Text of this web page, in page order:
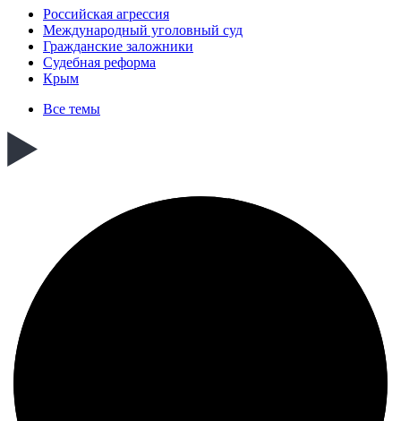
Российская агрессия
Международный уголовный суд
Гражданские заложники
Судебная реформа
Крым
Все темы